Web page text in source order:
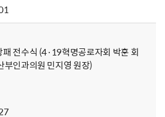
패 전수식 (4·19혁명공로자회 박훈 회
부인과의원 민지영 원장)